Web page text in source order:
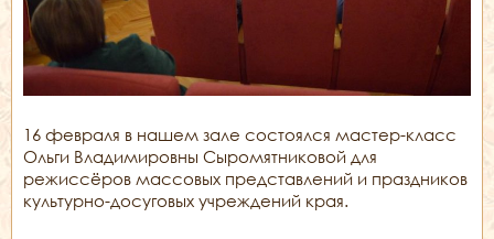
16 февраля в нашем зале состоялся мастер-класс
Ольги Владимировны Сыромятниковой для
режиссёров массовых представлений и праздников
культурно-досуговых учреждений края.